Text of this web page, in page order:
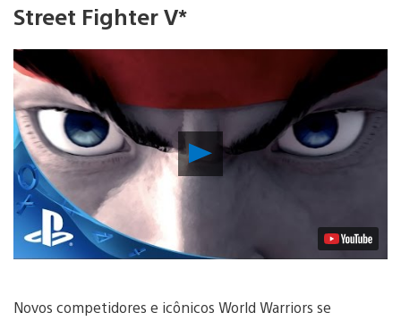
Street Fighter V*
Reproduzir
Vídeo
Novos competidores e icônicos World Warriors se